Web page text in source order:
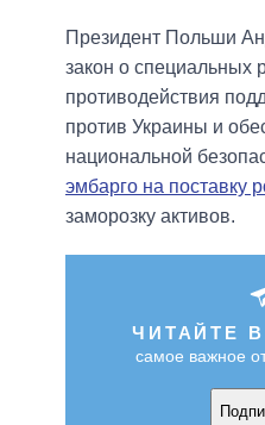
Президент Польши
закон о специальных
противодействия
против Украины и
национальной
эмбарго на поставку
заморозку активов.
ЧИТАЙТЕ В
самое важное